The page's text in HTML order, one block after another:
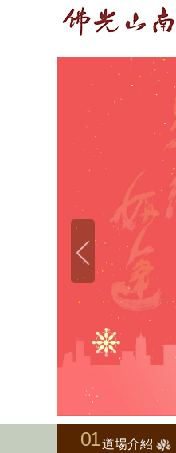
道場介紹